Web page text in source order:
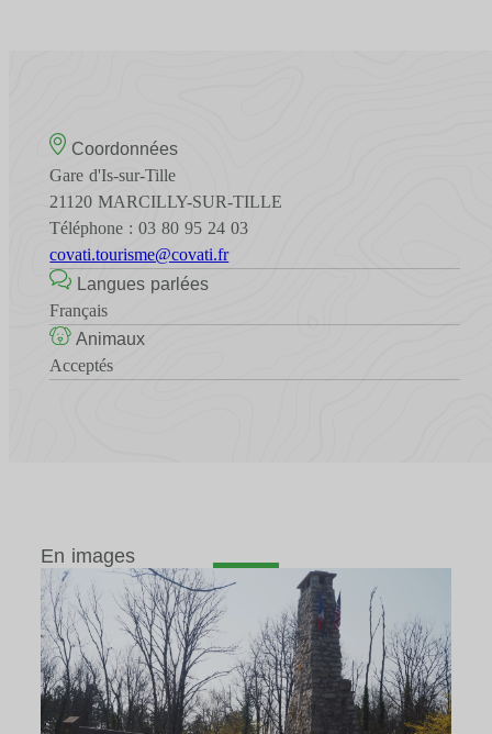
Coordonnées
Gare d'Is-sur-Tille
21120 MARCILLY-SUR-TILLE
Téléphone : 03 80 95 24 03
covati.tourisme@covati.fr
Langues parlées
Français
Animaux
Acceptés
En images